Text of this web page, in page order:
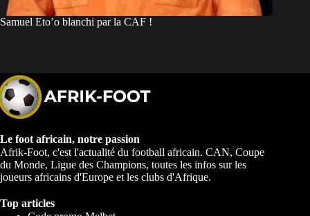
Samuel Eto’o blanchi par la CAF !
Le foot africain, notre passion
Afrik-Foot, c'est l'actualité du football africain. CAN, Coupe
du Monde, Ligue des Champions, toutes les infos sur les
joueurs africains d'Europe et les clubs d'Afrique.
Top articles